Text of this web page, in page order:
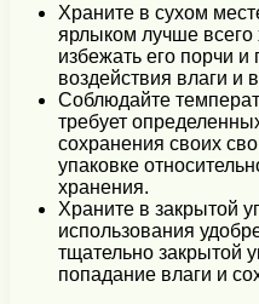
Храните в сухом
ярлыком лучше всего
избежать его порчи и
воздействия влаги и
Соблюдайте
требует
сохранения своих
упаковке
хранения.
Храните в закрытой
использования
тщательно закрытой
попадание влаги и